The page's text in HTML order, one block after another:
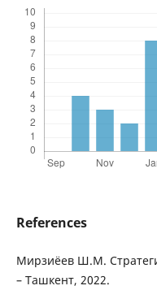
References
Мирзиёев Ш.М.
– Ташкент, 2022.